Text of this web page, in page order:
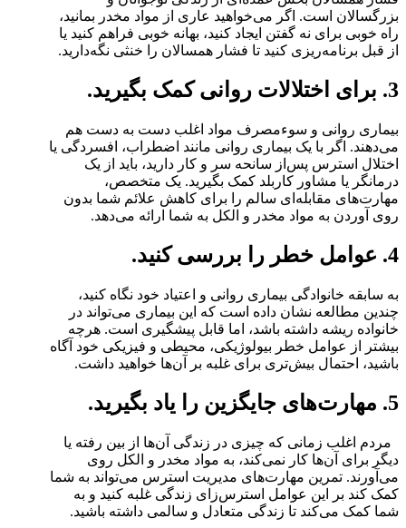
بزرگسالان است. اگر می‌خواهید عاری از مواد مخدر بمانید،
راه خوبی برای نه گفتن ایجاد کنید، بهانه خوبی فراهم کنید یا
از قبل برنامه‌ریزی کنید تا فشار همسالان را خنثی نگه‌دارید.
3. برای اختلالات روانی کمک بگیرید.
بیماری روانی و سوء‌مصرف مواد اغلب دست به دست هم
می‌دهند. اگر با یک بیماری روانی مانند اضطراب، افسردگی یا
اختلال استرس پس‌از سانحه سر و کار دارید، باید از یک
درمانگر یا مشاور کاربلد کمک بگیرید. یک متخصص،
مهارت‌های مقابله‌ای سالم را برای کاهش علائم شما بدون
روی آوردن به مواد مخدر و الکل به شما ارائه می‌دهد.
4. عوامل خطر را بررسی کنید.
به سابقه خانوادگی بیماری روانی و اعتیاد خود نگاه کنید،
چندین مطالعه نشان داده است که این بیماری می‌تواند در
خانواده ریشه داشته باشد، اما قابل پیشگیری است. هرچه
بیشتر از عوامل خطر بیولوژیکی، محیطی و فیزیکی خود آگاه
باشید، احتمال بیش‌تری برای غلبه بر آن‌ها خواهید داشت.
5. مهارت‌های جایگزین را یاد بگیرید.
مردم اغلب زمانی که چیزی در زندگی آن‌ها از بین رفته یا
دیگر برای آن‌ها کار نمی‌کند، به مواد مخدر و الکل روی
می‌آورند. تمرین مهارت‌های مدیریت استرس می‌تواند به شما
کمک کند بر این عوامل استرس‌زای زندگی غلبه کنید و به
شما کمک می‌کند تا زندگی متعادل و سالمی داشته باشید.